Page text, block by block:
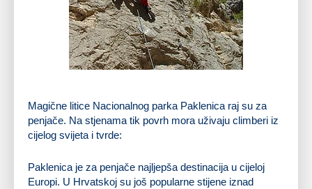
Magične litice Nacionalnog parka Paklenica raj su za
penjače. Na stjenama tik povrh mora uživaju climberi iz
cijelog svijeta i tvrde:
Paklenica je za penjače najljepša destinacija u cijeloj
Europi. U Hrvatskoj su još popularne stijene iznad